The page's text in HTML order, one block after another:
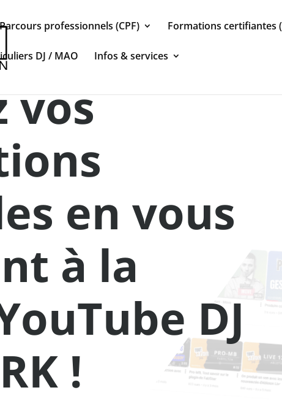
Parcours professionnels (CPF) Formations certifiantes
DJ / MAO Infos & services
vos
en vous
à la
DJ
!